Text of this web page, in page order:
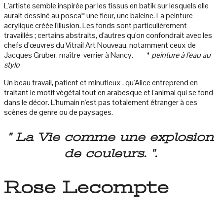
L'artiste semble inspirée par les tissus en batik sur lesquels elle
aurait dessiné au posca* une fleur, une baleine. La peinture
acrylique créée l'illusion. Les fonds sont particulièrement
travaillés ; certains abstraits, d'autres qu'on confondrait avec les
chefs d’œuvres du Vitrail Art Nouveau, notamment ceux de
Jacques Grüber, maître-verrier à Nancy. *peinture à l'eau au
stylo
Un beau travail, patient et minutieux , qu'Alice entreprend en
traitant le motif végétal tout en arabesque et l'animal qui se fond
dans le décor. L'humain n'est pas totalement étranger à ces
scènes de genre ou de paysages.
" La Vie comme une explosion
de couleurs.".
Rose Lecompte